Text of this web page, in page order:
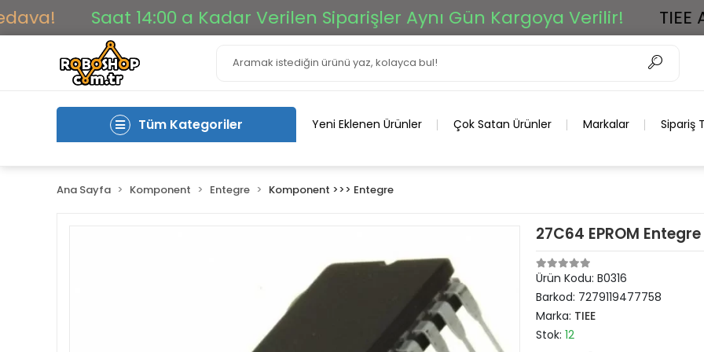
Saat 14:00 a Kadar Verilen Siparişler Aynı Gün Kargoya Verilir! TIEE
Tüm Kategoriler Yeni Eklenen Ürünler Çok Satan Ürünler Markalar Sipariş
Ana Sayfa Komponent Entegre Komponent >>> Entegre
27C64 EPROM Entegre
Ürün Kodu: B0316
Barkod: 7279119477758
Marka: TIEE
Stok: 12